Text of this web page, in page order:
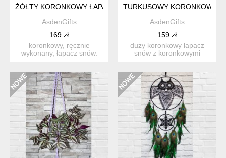
ŻÓŁTY KORONKOWY ŁAPACZ SNÓW
AsdenGifts
169 zł
koronkowy, ręcznie
wykonany, łapacz snów.
TURKUSOWY KORONKOWY
AsdenGifts
159 zł
duży koronkowy łapacz
snów z koronkowymi